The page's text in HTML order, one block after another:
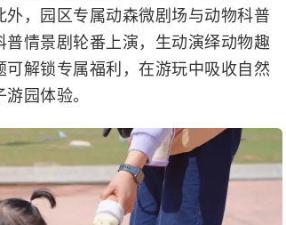
，园区专属动森微剧场与动物科普
情景剧轮番上演，生动演绎动物趣
解锁专属福利，在游玩中吸收自然
园体验。